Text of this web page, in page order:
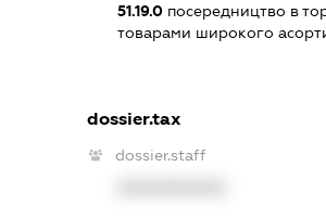
51.19.0посередництво в
товарами широкого
dossier.tax
dossier.staff